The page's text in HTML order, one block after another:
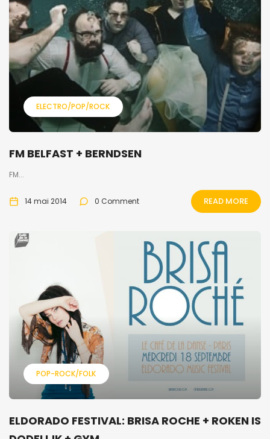
ELECTRO/POP/ROCK
FM BELFAST + BERNDSEN
FM...
14 mai 2014 0 Comment READ MORE
POP-ROCK/FOLK
ELDORADO FESTIVAL: BRISA ROCHE + ROKEN IS